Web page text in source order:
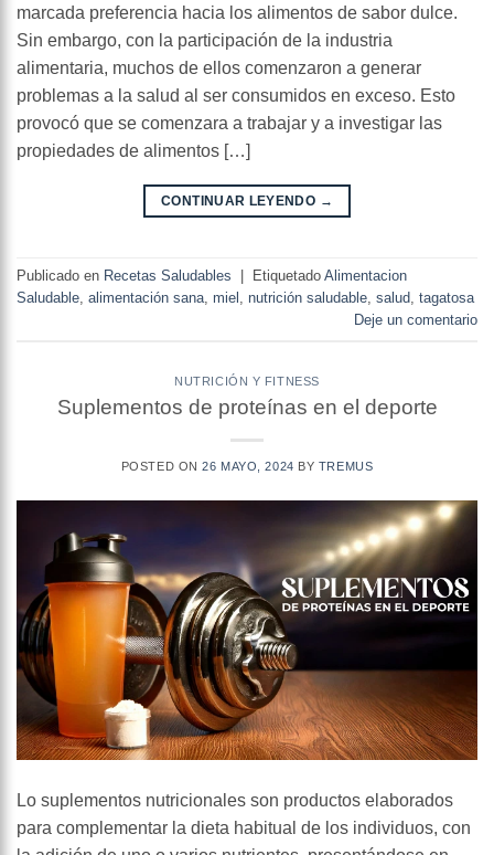
marcada preferencia hacia los alimentos de sabor dulce.
Sin embargo, con la participación de la industria
alimentaria, muchos de ellos comenzaron a generar
problemas a la salud al ser consumidos en exceso. Esto
provocó que se comenzara a trabajar y a investigar las
propiedades de alimentos […]
CONTINUAR LEYENDO →
Publicado en Recetas Saludables Etiquetado Alimentacion
Saludable, alimentación sana, miel , nutrición saludable, salud, tagatosa
Deje un comentario
NUTRICIÓN Y FITNESS
Suplementos de proteínas en el deporte
POSTED ON26 MAYO, 2024 BY TREMUS
Lo suplementos nutricionales son productos elaborados
para complementar la dieta habitual de los individuos, con